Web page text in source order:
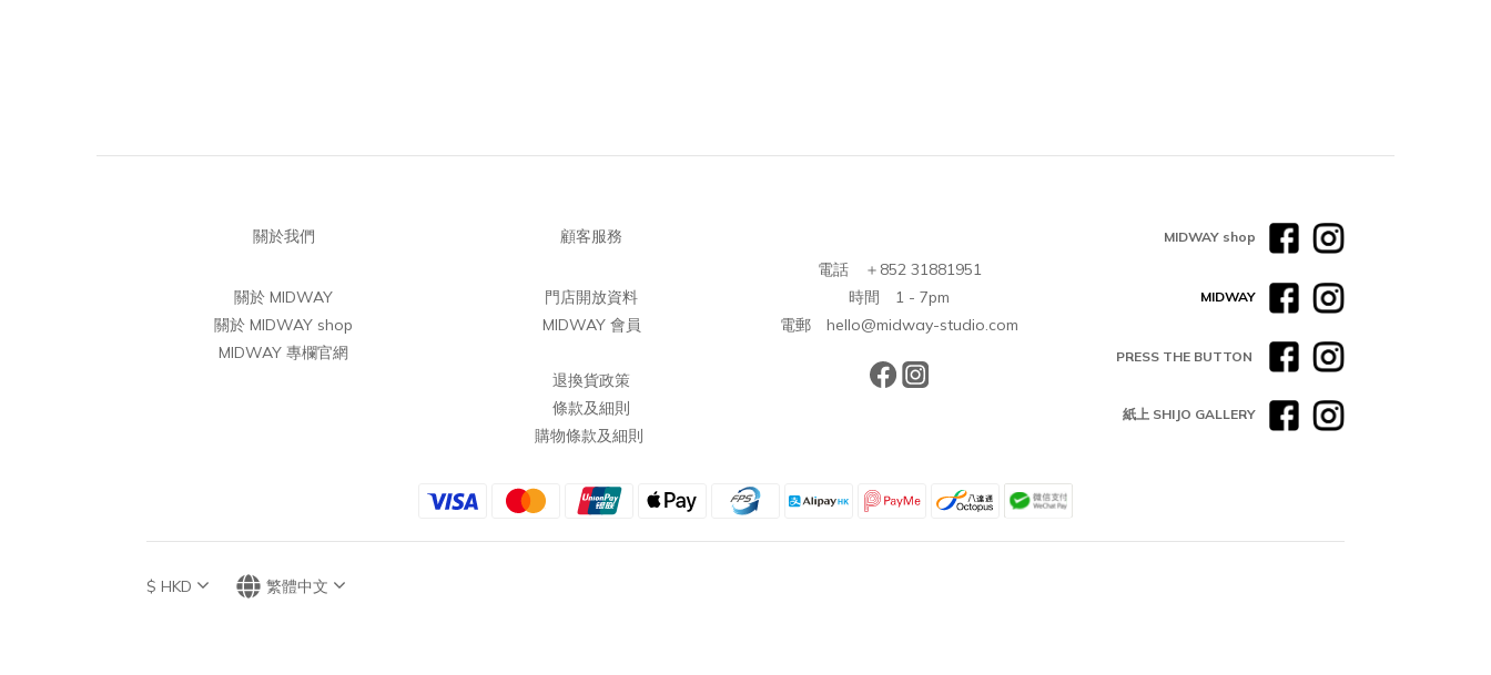
關於我們
關於 MIDWAY
關於 MIDWAY shop
MIDWAY 專欄官網
顧客服務
門店開放資料
MIDWAY 會員
退換貨政策
條款及細則
購物條款及細則
電話 ＋852 31881951
時間 1 - 7pm
電郵 hello@midway-studio.com
MIDWAY shop
MIDWAY
PRESS THE BUTTON
紙上 SHIJO GALLERY
$ HKD 繁體中文